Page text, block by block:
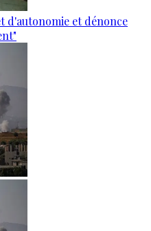
d'autonomie et dénonce